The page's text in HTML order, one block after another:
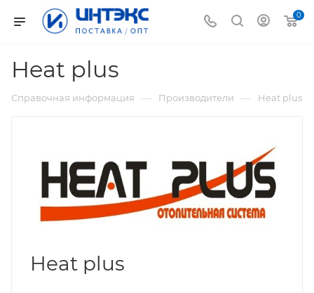
0
Heat plus
Справочная информация — Производители — Heat plus
Heat plus